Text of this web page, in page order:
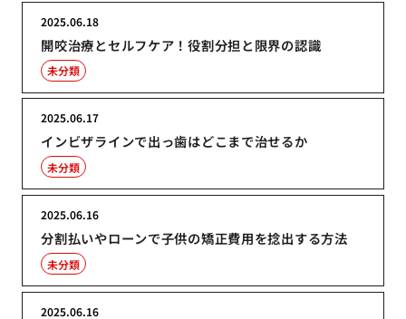
開咬治療とセルフケア！役割分担と限界の認識
2025.06.18
未分類
インビザラインで出っ歯はどこまで治せるか
2025.06.17
未分類
分割払いやローンで子供の矯正費用を捻出する方法
2025.06.16
未分類
2025.06.16